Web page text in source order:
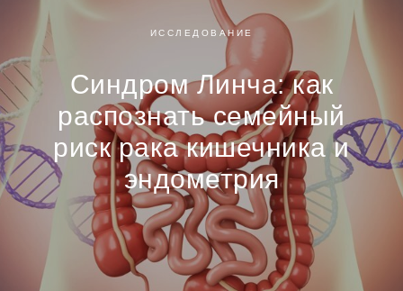
ИССЛЕДОВАНИЕ
Синдром Линча: как
распознать семейный
риск рака кишечника и
эндометрия